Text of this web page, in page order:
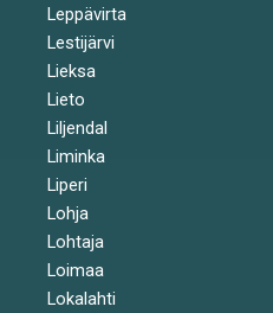
Leppävirta
Lestijärvi
Lieksa
Lieto
Liljendal
Liminka
Liperi
Lohja
Lohtaja
Loimaa
Lokalahti